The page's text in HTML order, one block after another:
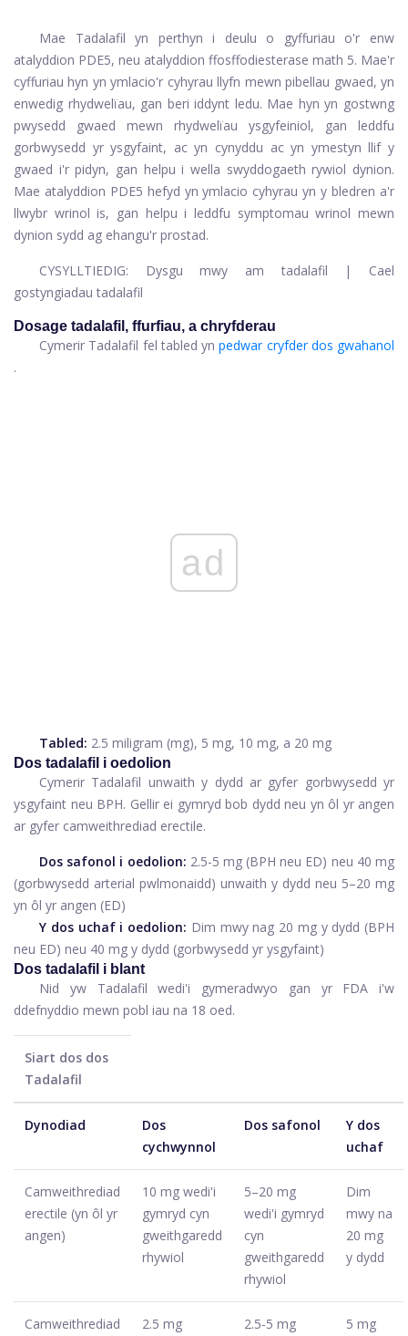
Mae Tadalafil yn perthyn i deulu o gyffuriau o'r enw
atalyddion PDE5, neu atalyddion ffosffodiesterase math 5. Mae'r
cyffuriau hyn yn ymlacio'r cyhyrau llyfn mewn pibellau gwaed, yn
enwedig rhydwelïau, gan beri iddynt ledu. Mae hyn yn gostwng
pwysedd gwaed mewn rhydwelïau ysgyfeiniol, gan leddfu
gorbwysedd yr ysgyfaint, ac yn cynyddu ac yn ymestyn llif y
gwaed i'r pidyn, gan helpu i wella swyddogaeth rywiol dynion.
Mae atalyddion PDE5 hefyd yn ymlacio cyhyrau yn y bledren a'r
llwybr wrinol is, gan helpu i leddfu symptomau wrinol mewn
dynion sydd ag ehangu'r prostad.
CYSYLLTIEDIG: Dysgu mwy am tadalafil |
Cael
gostyngiadau tadalafil
Dosage tadalafil, ffurfiau, a chryfderau
Cymerir Tadalafil fel tabled yn pedwar cryfder dos gwahanol
.
ad
Tabled: 2.5 miligram (mg), 5 mg, 10 mg, a 20 mg
Dos tadalafil i oedolion
Cymerir Tadalafil unwaith y dydd ar gyfer gorbwysedd yr
ysgyfaint neu BPH. Gellir ei gymryd bob dydd neu yn ôl yr angen
ar gyfer camweithrediad erectile.
Dos safonol i oedolion: 2.5-5 mg (BPH neu ED) neu 40 mg
(gorbwysedd arterial pwlmonaidd) unwaith y dydd neu 5–20 mg
yn ôl yr angen (ED)
Y dos uchaf i oedolion: Dim mwy nag 20 mg y dydd (BPH
neu ED) neu 40 mg y dydd (gorbwysedd yr ysgyfaint)
Dos tadalafil i blant
Nid yw Tadalafil wedi'i gymeradwyo gan yr FDA i'w
ddefnyddio mewn pobl iau na 18 oed.
Siart dos dos
Tadalafil
Dynodiad
Dos
cychwynnol
Dos safonol
Y dos
uchaf
Camweithrediad
erectile (yn ôl yr
angen)
10 mg wedi'i
gymryd cyn
gweithgaredd
rhywiol
5–20 mg
wedi'i gymryd
cyn
gweithgaredd
rhywiol
Dim
mwy na
20 mg
y dydd
Camweithrediad
2.5 mg
2.5-5 mg
5 mg